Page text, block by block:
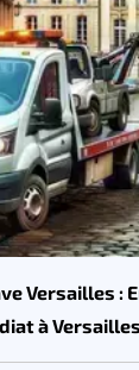
Versailles :
à Versailles